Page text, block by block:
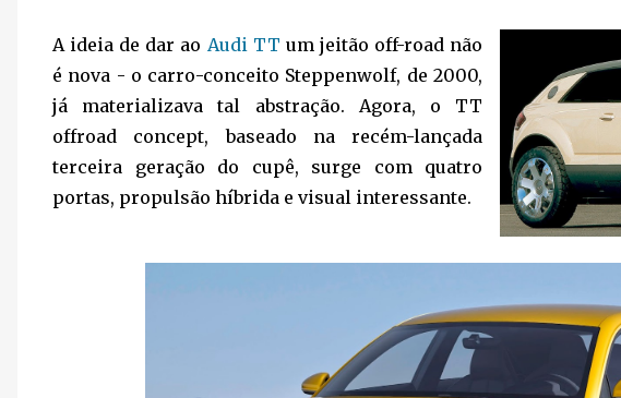
A ideia de dar ao Audi TT um jeitão off-road não
é nova - o carro-conceito Steppenwolf, de 2000,
já materializava tal abstração. Agora, o TT
offroad concept, baseado na recém-lançada
terceira geração do cupê, surge com quatro
portas, propulsão híbrida e visual interessante.